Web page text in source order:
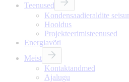
Teenused
Kondensaadieraldite
Hooldus
Projekteerimisteenused
Energiavõti
Meist
Kontaktandmed
Ajalugu